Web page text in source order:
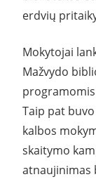
erdvių
Mokytojai
Mažvydo
Taip pat
kalbos
skaitymo
atnaujinimas